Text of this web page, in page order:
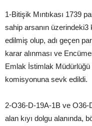
1-Bitişik Mıntıkası 1739
sahip arsanın üzerindeki3
edilmiş olup, adı geçen
karar alınması ve
Emlak İstimlak
komisyonuna sevk edildi.
2-O36-D-19A-1B ve O36-
alan kıyı dolgu alanında,